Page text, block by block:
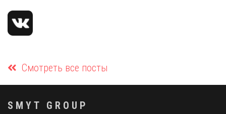
Смотреть все посты
SMYT GROUP